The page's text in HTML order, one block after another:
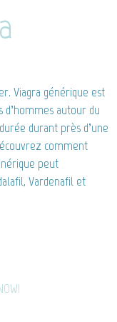
Viagra générique est
autour du
durant près d’une
comment
peut
Vardenafil et